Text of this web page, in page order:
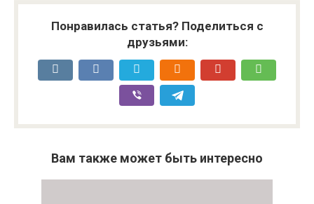
Понравилась статья? Поделиться с
друзьями:
Вам также может быть интересно